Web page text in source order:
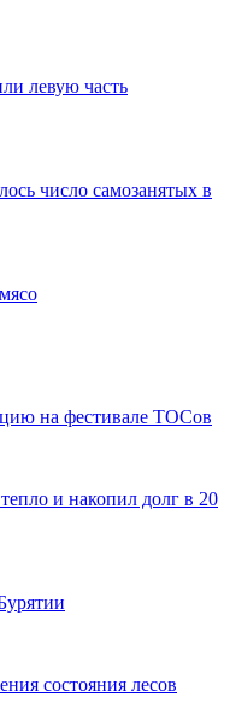
левую часть
число самозанятых в
на фестивале ТОСов
и накопил долг в 20
состояния лесов